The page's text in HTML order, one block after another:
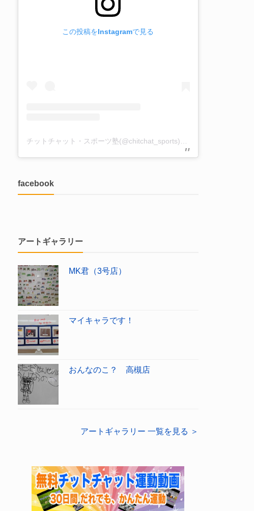
この投稿をInstagramで見る
チットチャット・スポーツ塾(@chitchat_sports)がシェアした投稿
facebook
アートギャラリー
MK君（3号店）
マイキャラです！
おんなのこ？ 高槻店
アートギャラリー 一覧を見る ＞